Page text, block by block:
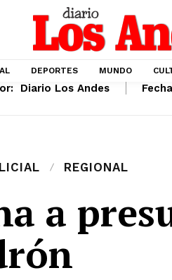
DEPORTES MUNDO
Diario Los Andes
REGIONAL
a